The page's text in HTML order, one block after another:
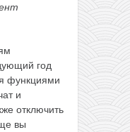
год
функциями
и
отключить
вы